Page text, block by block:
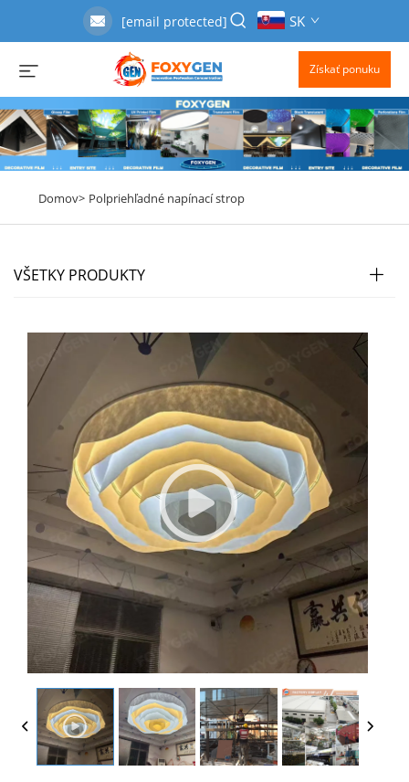
[email protected] SK
Získať ponuku
Domov> Polpriehľadné napínací strop
VŠETKY PRODUKTY